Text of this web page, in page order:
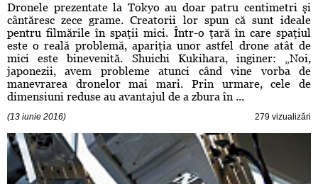
Dronele prezentate la Tokyo au doar patru centimetri şi
cântăresc zece grame. Creatorii lor spun că sunt ideale
pentru filmările în spaţii mici. Într-o ţară în care spaţiul
este o reală problemă, apariţia unor astfel drone atât de
mici este binevenită. Shuichi Kukihara, inginer: „Noi,
japonezii, avem probleme atunci când vine vorba de
manevrarea dronelor mai mari. Prin urmare, cele de
dimensiuni reduse au avantajul de a zbura în ...
(13 iunie 2016) 279 vizualizări